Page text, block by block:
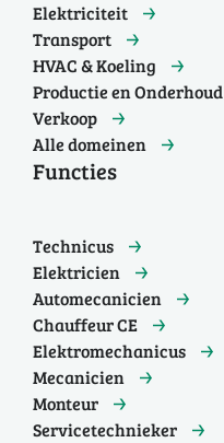
Elektriciteit
Transport
HVAC & Koeling
Productie en Onderhoud
Verkoop
Alle domeinen
Functies
Technicus
Elektricien
Automecanicien
Chauffeur CE
Elektromechanicus
Mecanicien
Monteur
Servicetechnieker